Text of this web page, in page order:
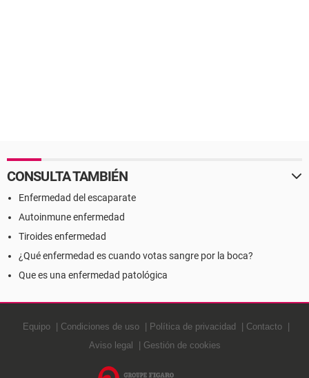
CONSULTA TAMBIÉN
Enfermedad del escaparate
Autoinmune enfermedad
Tiroides enfermedad
¿Qué enfermedad es cuando votas sangre por la boca?
Que es una enfermedad patológica
Equipo Condiciones de uso Política de privacidad
Contacto
Aviso legal
Gestión de cookies